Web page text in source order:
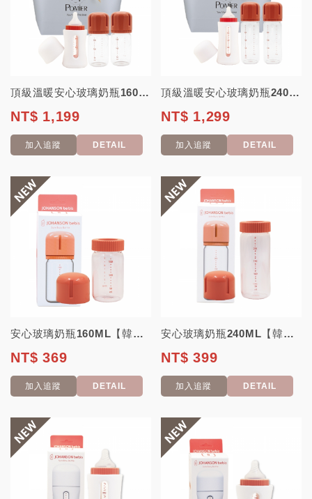
頂級溫暖安心玻璃奶瓶160ML送禮大禮包 【韓國JOHANSON】 (彌月禮 新...
NT$ 1,199
加入追蹤 DETAIL
頂級溫暖安心玻璃奶瓶240ML送禮大禮包【韓國JOHANSON】(彌月禮 新生禮...
NT$ 1,299
加入追蹤 DETAIL
安心玻璃奶瓶160ML【韓國JOHANSON】 (高品質玻璃奶瓶 可替換其他寬...
NT$ 369
加入追蹤 DETAIL
安心玻璃奶瓶240ML【韓國JOHANSON】(高品質玻璃奶瓶 可替換其他寬口...
NT$ 399
加入追蹤 DETAIL